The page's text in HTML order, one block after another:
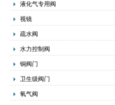
液化气专用阀
视镜
疏水阀
水力控制阀
铜阀门
卫生级阀门
氧气阀